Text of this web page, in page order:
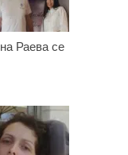
Раева се